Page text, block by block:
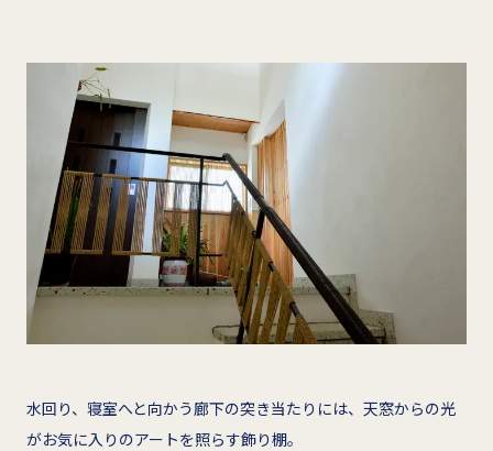
水回り、寝室へと向かう廊下の突き当たりには、天窓からの光
がお気に入りのアートを照らす飾り棚。